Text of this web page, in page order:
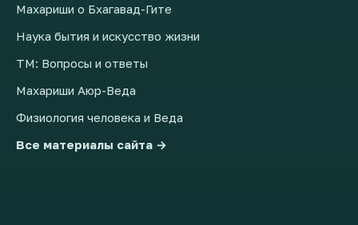
Махариши о Бхагавад-Гите
Наука бытия и искусство жизни
ТМ: Вопросы и ответы
Махариши Аюр-Веда
Физиология человека и Веда
Все материалы сайта →